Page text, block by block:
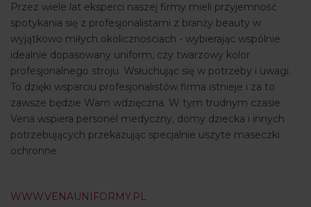
ARTYKUŁY
WYDARZENIA
Przez wiele lat eksperci naszej firmy mieli przyjemność
spotykania się z profesjonalistami z branży beauty w
wyjątkowo miłych okolicznościach - wybierając wspólnie
idealnie dopasowany uniform, czy twarzowy kolor
profesjonalnego stroju. Wsłuchując się w potrzeby i uwagi.
To dzięki wsparciu profesjonalistów firma istnieje i za to
zawsze będzie Wam wdzięczna. W tym trudnym czasie
Vena wspiera personel medyczny, domy dziecka i innych
potrzebujących przekazując specjalnie uszyte maseczki
ochronne.
WWW.VENAUNIFORMY.PL